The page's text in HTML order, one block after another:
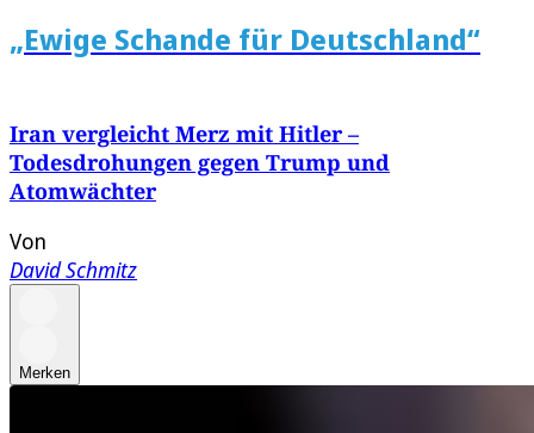
„Ewige Schande für Deutschland“
Iran vergleicht Merz mit Hitler –
Todesdrohungen gegen Trump und
Atomwächter
Von
David Schmitz
Merken